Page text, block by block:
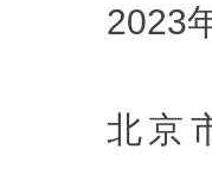
2023
北京